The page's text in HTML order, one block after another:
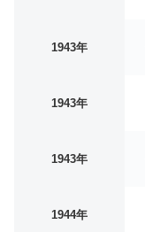
1943年
1943年
1943年
1944年